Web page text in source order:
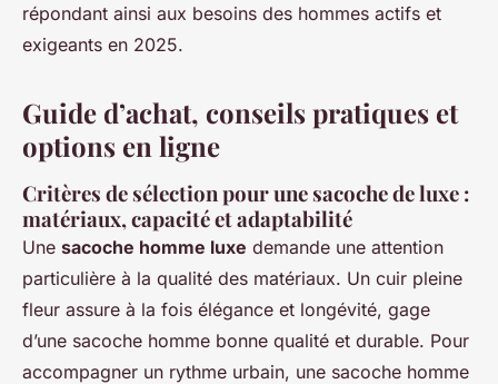
répondant ainsi aux besoins des hommes actifs et
exigeants en 2025.
Guide d’achat, conseils pratiques et
options en ligne
Critères de sélection pour une sacoche de luxe :
matériaux, capacité et adaptabilité
Une sacoche homme luxe demande une attention
particulière à la qualité des matériaux. Un cuir pleine
fleur assure à la fois élégance et longévité, gage
d’une sacoche homme bonne qualité et durable. Pour
accompagner un rythme urbain, une sacoche homme